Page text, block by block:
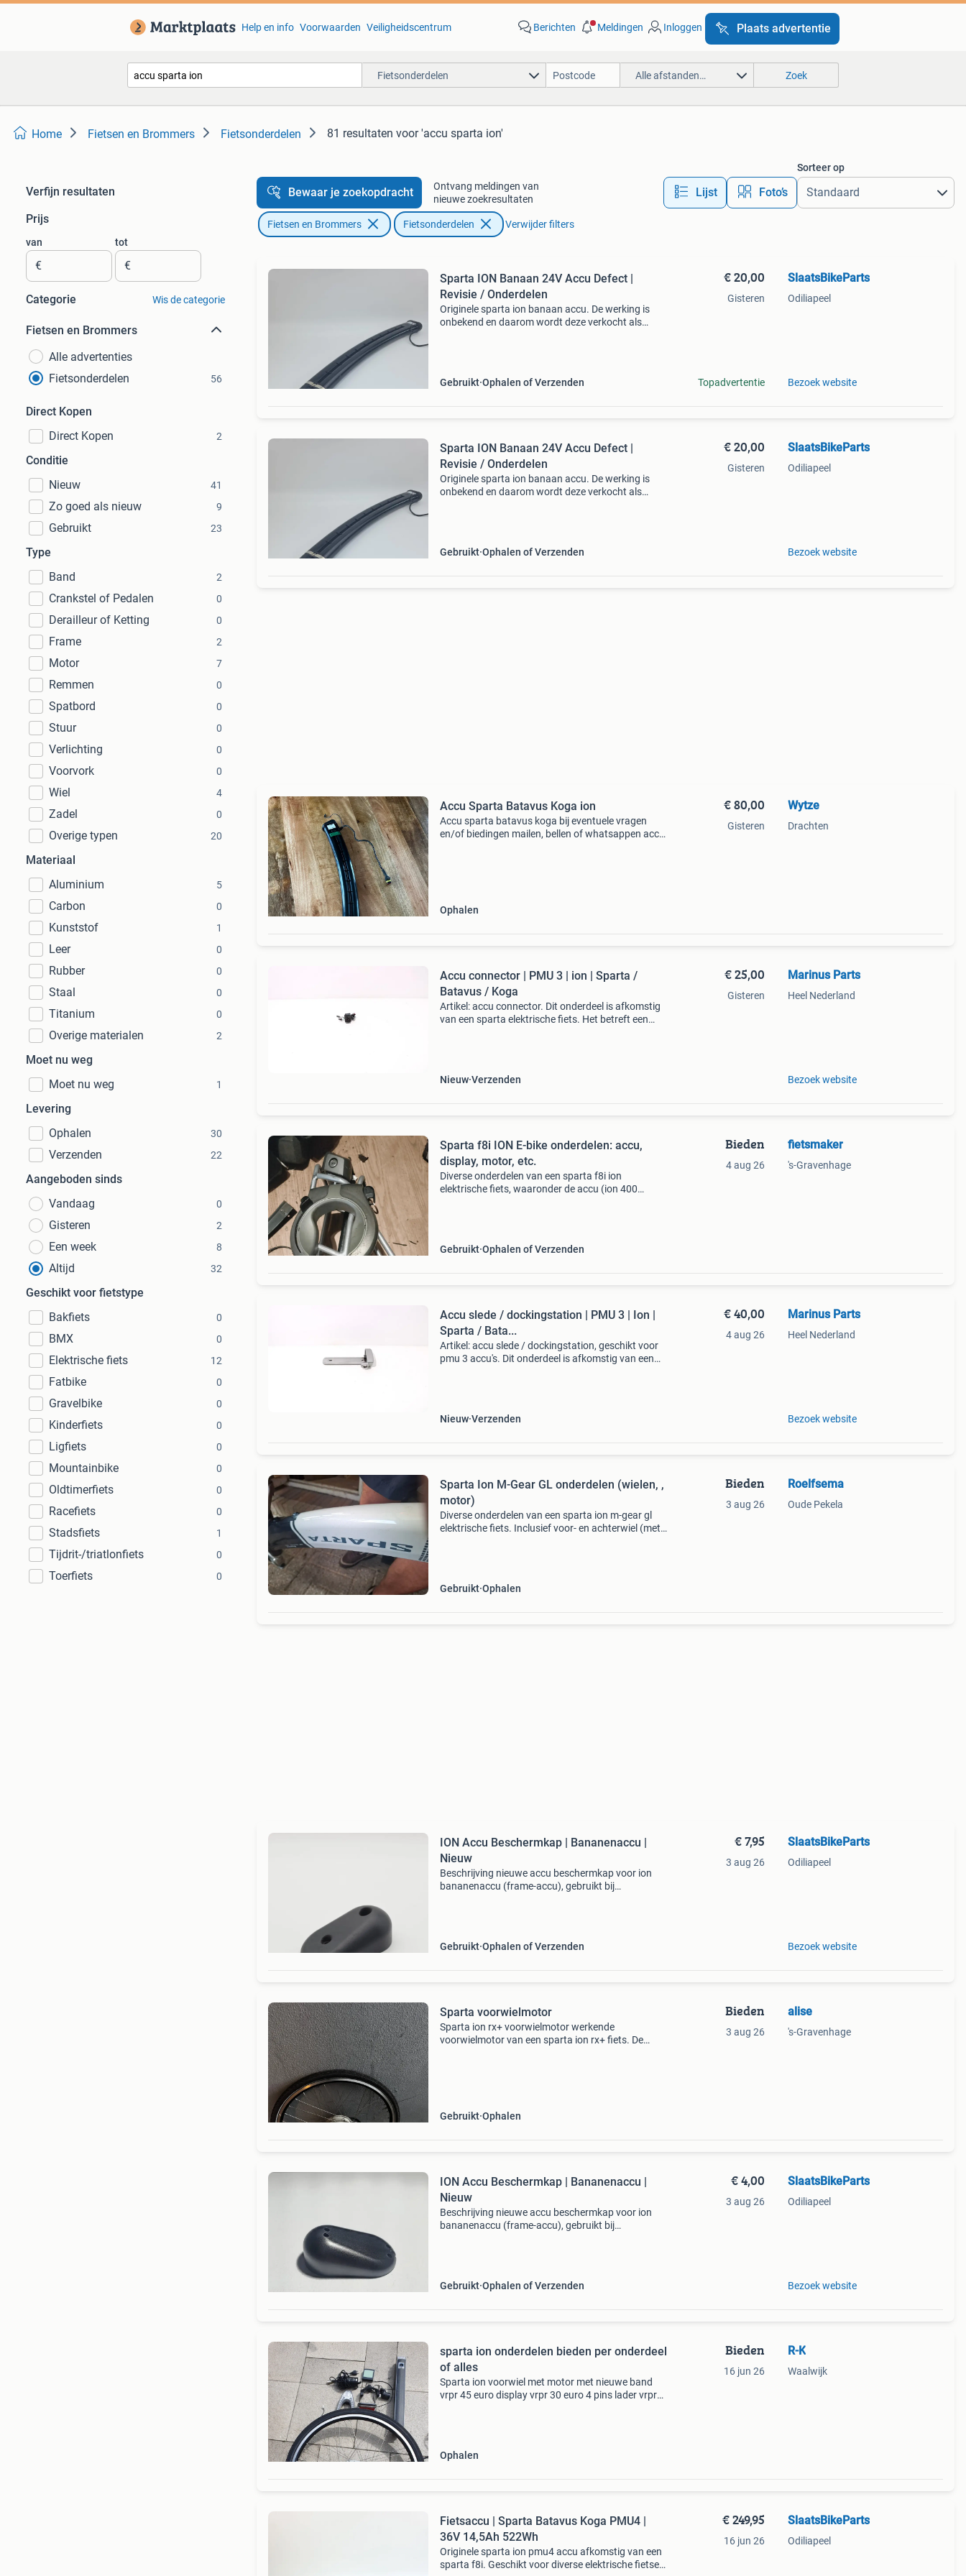
Help en info Voorwaarden Veiligheidscentrum Berichten Meldingen Inloggen Plaats advertentie
Fietsonderdelen Alle afstanden… Zoek
Home Fietsen en Brommers Fietsonderdelen 81 resultaten voor 'accu sparta ion'
Verfijn resultaten
Prijs
van
€
tot
€
Categorie Wis de categorie
Fietsen en Brommers
Alle advertenties
Fietsonderdelen
56
Direct Kopen
Direct Kopen
2
Conditie
Nieuw
41
Zo goed als nieuw 9
Gebruikt 23
Type
Band
2
Crankstel of Pedalen 0
Derailleur of Ketting 0
Frame 2
Motor 7
Remmen 0
Spatbord 0
Stuur 0
Verlichting 0
Voorvork 0
Wiel 4
Zadel 0
Overige typen 20
Materiaal
Aluminium
5
Carbon 0
Kunststof 1
Leer 0
Rubber 0
Staal 0
Titanium 0
Overige materialen 2
Moet nu weg
Moet nu weg
1
Levering
Ophalen
30
Verzenden 22
Aangeboden sinds
Vandaag
0
Gisteren 2
Een week 8
Altijd 32
Geschikt voor fietstype
Bakfiets
0
BMX 0
Elektrische fiets 12
Fatbike 0
Gravelbike 0
Kinderfiets 0
Ligfiets 0
Mountainbike 0
Oldtimerfiets 0
Racefiets 0
Stadsfiets 1
Tijdrit-/triatlonfiets 0
Toerfiets 0
Bewaar je zoekopdracht
Ontvang meldingen van
nieuwe zoekresultaten
Lijst Foto’s
Sorteer op
Fietsen en Brommers Fietsonderdelen Verwijder filters
Sparta ION Banaan 24V Accu Defect |
Revisie / Onderdelen
Originele sparta ion banaan accu. De werking is
onbekend en daarom wordt deze verkocht als
Gebruikt Ophalen of Verzenden
€ 20,00
Gisteren
Topadvertentie
SlaatsBikeParts
Odiliapeel
Bezoek website
Sparta ION Banaan 24V Accu Defect |
Revisie / Onderdelen
Originele sparta ion banaan accu. De werking is
onbekend en daarom wordt deze verkocht als
Gebruikt Ophalen of Verzenden
€ 20,00
Gisteren
SlaatsBikeParts
Odiliapeel
Bezoek website
Accu Sparta Batavus Koga ion
Accu sparta batavus koga bij eventuele vragen
en/of biedingen mailen, bellen of whatsappen accu
Ophalen
€ 80,00
Gisteren
Wytze
Drachten
Accu connector | PMU 3 | ion | Sparta /
Batavus / Koga
Artikel: accu connector. Dit onderdeel is afkomstig
van een sparta elektrische fiets. Het betreft een
Nieuw Verzenden
€ 25,00
Gisteren
Marinus Parts
Heel Nederland
Bezoek website
Sparta f8i ION E-bike onderdelen: accu,
display, motor, etc.
Diverse onderdelen van een sparta f8i ion
elektrische fiets, waaronder de accu (ion 400
Gebruikt Ophalen of Verzenden
Bieden
4 aug 26
fietsmaker
's-Gravenhage
Accu slede / dockingstation | PMU 3 | Ion |
Sparta / Bata...
Artikel: accu slede / dockingstation, geschikt voor
pmu 3 accu's. Dit onderdeel is afkomstig van een
Nieuw Verzenden
€ 40,00
4 aug 26
Marinus Parts
Heel Nederland
Bezoek website
Sparta Ion M-Gear GL onderdelen (wielen, ,
motor)
Diverse onderdelen van een sparta ion m-gear gl
elektrische fiets. Inclusief voor- en achterwiel (met
Gebruikt Ophalen
Bieden
3 aug 26
Roelfsema
Oude Pekela
ION Accu Beschermkap | Bananenaccu |
Nieuw
Beschrijving nieuwe accu beschermkap voor ion
bananenaccu (frame-accu), gebruikt bij
Gebruikt Ophalen of Verzenden
€ 7,95
3 aug 26
SlaatsBikeParts
Odiliapeel
Bezoek website
Sparta voorwielmotor
Sparta ion rx+ voorwielmotor werkende
voorwielmotor van een sparta ion rx+ fiets. De
Gebruikt Ophalen
Bieden
3 aug 26
alise
's-Gravenhage
ION Accu Beschermkap | Bananenaccu |
Nieuw
Beschrijving nieuwe accu beschermkap voor ion
bananenaccu (frame-accu), gebruikt bij
Gebruikt Ophalen of Verzenden
€ 4,00
3 aug 26
SlaatsBikeParts
Odiliapeel
Bezoek website
sparta ion onderdelen bieden per onderdeel
of alles
Sparta ion voorwiel met motor met nieuwe band
vrpr 45 euro display vrpr 30 euro 4 pins lader vrpr
Ophalen
Bieden
16 jun 26
R-K
Waalwijk
Fietsaccu | Sparta Batavus Koga PMU4 |
36V 14,5Ah 522Wh
Originele sparta ion pmu4 accu afkomstig van een
sparta f8i. Geschikt voor diverse elektrische fietsen
€ 249,95
16 jun 26
SlaatsBikeParts
Odiliapeel